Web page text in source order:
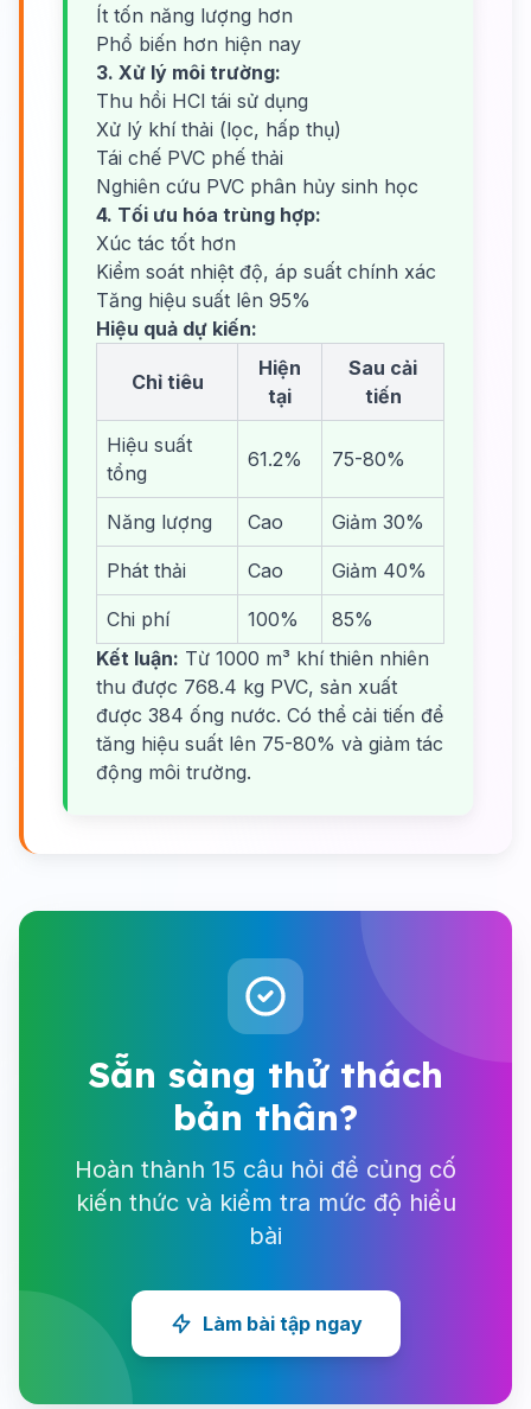
Ít tốn năng lượng hơn
Phổ biến hơn hiện nay
3. Xử lý môi trường:
Thu hồi HCl tái sử dụng
Xử lý khí thải (lọc, hấp thụ)
Tái chế PVC phế thải
Nghiên cứu PVC phân hủy sinh học
4. Tối ưu hóa trùng hợp:
Xúc tác tốt hơn
Kiểm soát nhiệt độ, áp suất chính xác
Tăng hiệu suất lên 95%
Hiệu quả dự kiến:
Chỉ tiêu
Hiện
tại
Sau cải
tiến
Hiệu suất
tổng
61.2% 75-80%
Năng lượng Cao Giảm 30%
Phát thải Cao Giảm 40%
Chi phí 100%
85%
Kết luận: Từ 1000 m³ khí thiên nhiên
thu được 768.4 kg PVC, sản xuất
được 384 ống nước. Có thể cải tiến để
tăng hiệu suất lên 75-80% và giảm tác
động môi trường.
Sẵn sàng thử thách
bản thân?
Hoàn thành 15 câu hỏi để củng cố
kiến thức và kiểm tra mức độ hiểu
bài
Làm bài tập ngay